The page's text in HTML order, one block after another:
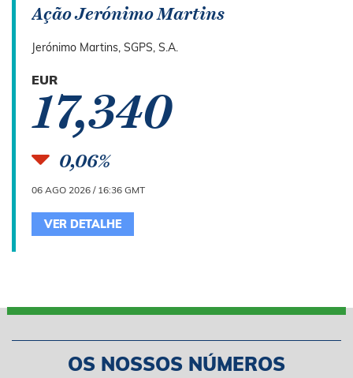
Ação Jerónimo Martins
Jerónimo Martins, SGPS, S.A.
EUR
17,340
0,06%
06 AGO 2026 / 16:36 GMT
VER DETALHE
OS NOSSOS NÚMEROS